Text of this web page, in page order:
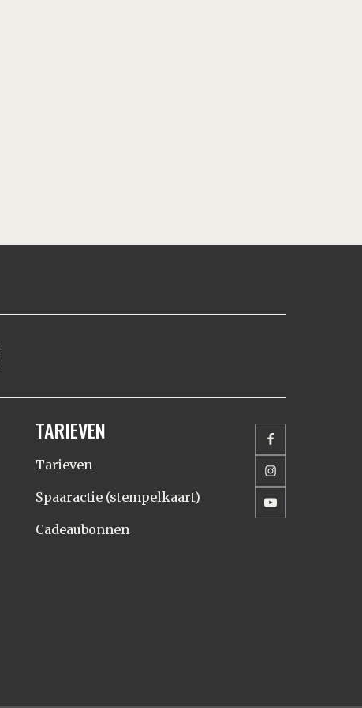
TARIEVEN
Tarieven
Spaaractie (stempelkaart)
Cadeaubonnen